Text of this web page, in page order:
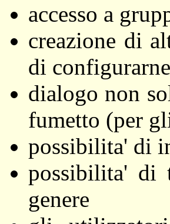
accesso a
creazione di
di
dialogo non
fumetto (per
possibilita' di
possibilita' di
genere